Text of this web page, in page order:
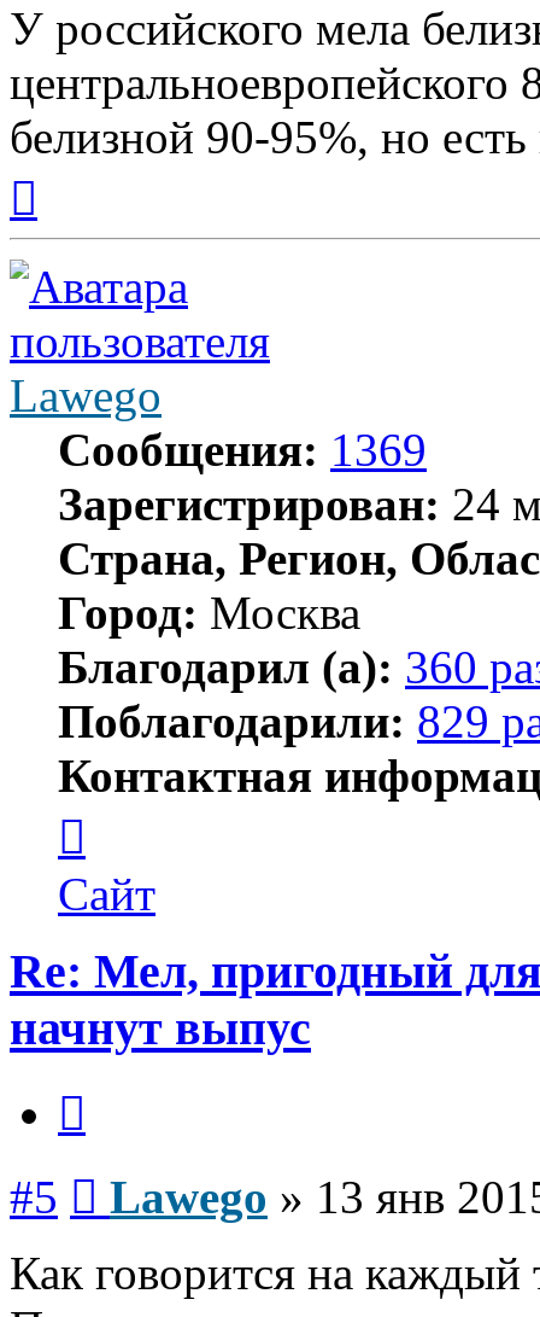
У российского мела
центральноевропейского
белизной 90-95%, но
началу
Lawego
Сообщения: 1369
Зарегистрирован: 24
Страна, Регион,
Город: Москва
Благодарил (а): 360
Поблагодарили: 829
Контактная
пользователя
Lawego
Сайт
Re: Мел, пригодный
начнут выпус
#5 Lawego » 13 янв
Как говорится на каждый